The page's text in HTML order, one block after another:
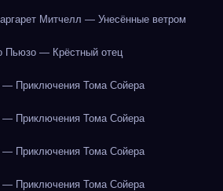
Митчелл — Унесённые ветром
Пьюзо — Крёстный отец
— Приключения Тома Сойера
— Приключения Тома Сойера
— Приключения Тома Сойера
— Приключения Тома Сойера